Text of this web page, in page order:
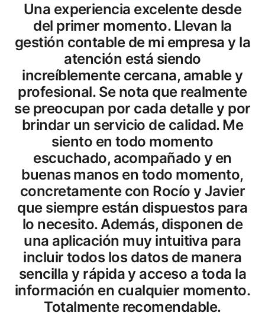
Excelente servicio y atención
personalizada. Llevo tiempo
trabajando con esta gestoría y no
puedo estar más satisfecho. Son
muy profesionales, siempre atentos
a los plazos y con una
comunicación clara y cercana. Me
ayudan tanto con la contabilidad
como con la parte fiscal, explicando
cada detalle de forma sencilla y
resolviendo todas mis dudas
rápidamente. Gracias a su
asesoramiento, tengo la
tranquilidad de que todo está en
orden y optimizado. No eres un
número más se toman el tiempo de
explicarte todo y de buscar la mejor
opción para ti. Sin duda, una
gestoría de confianza que